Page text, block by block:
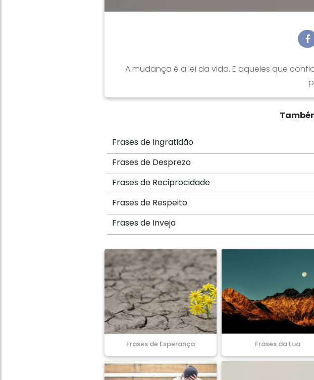
A mudança é a lei da vida. E aqueles que
Frases de Ingratidão
Frases de Desprezo
Frases de Reciprocidade
Frases de Respeito
Frases de Inveja
Frases de Esperança Frases da Lua